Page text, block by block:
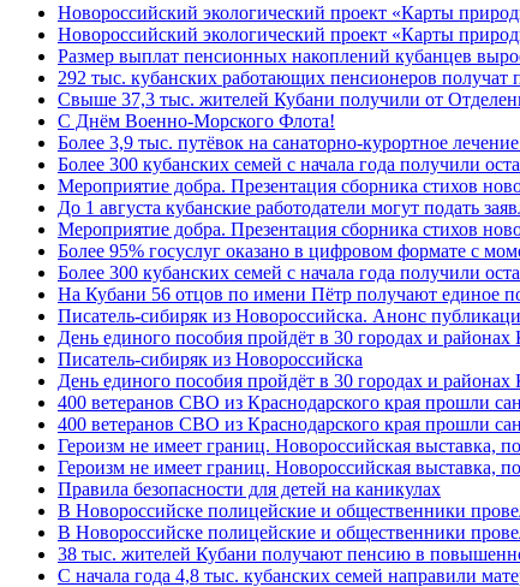
Новороссийский экологический проект «Карты
Новороссийский экологический проект «Карты
Размер выплат пенсионных накоплений кубанцев
292 тыс. кубанских работающих пенсионеров
Свыше 37,3 тыс. жителей Кубани получили от
C Днём Военно-Морского Флота!
Более 3,9 тыс. путёвок на санаторно-курортное
Более 300 кубанских семей с начала года получили
Мероприятие добра. Презентация сборника стихов
До 1 августа кубанские работодатели могут подать
Мероприятие добра. Презентация сборника стихов
Более 95% госуслуг оказано в цифровом формате с
Более 300 кубанских семей с начала года получили
На Кубани 56 отцов по имени Пётр получают единое
Писатель-сибиряк из Новороссийска. Анонс
День единого пособия пройдёт в 30 городах и
Писатель-сибиряк из Новороссийска
День единого пособия пройдёт в 30 городах и районах
400 ветеранов СВО из Краснодарского края прошли
400 ветеранов СВО из Краснодарского края прошли
Героизм не имеет границ. Новороссийская выставка,
Героизм не имеет границ. Новороссийская выставка,
Правила безопасности для детей на каникулах
В Новороссийске полицейские и общественники
В Новороссийске полицейские и общественники
38 тыс. жителей Кубани получают пенсию в
С начала года 4,8 тыс. кубанских семей направили